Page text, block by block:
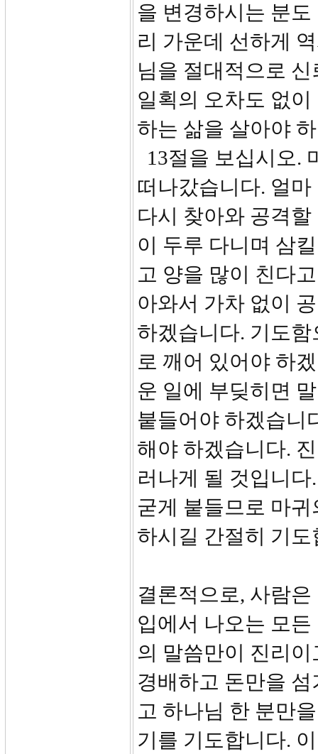
을 변경하시는 분
리 가운데 선하게
님을 절대적으로
일획의 오차도 없
하는 삶을 살아야
13절을 보십시오.
떠나갔습니다. 얼
다시 찾아와 공격
이 두루 다니며 삼
고 양을 많이 친다
아와서 가차 없이
하겠습니다. 기도
로 깨어 있어야 하
운 일에 부딪히면
붙들어야 하겠습니
해야 하겠습니다.
러나게 될 것입니
굳게 붙들므로 마
하시길 간절히 기도
결론적으로, 사람
입에서 나오는 모
의 말씀만이 진리
경배하고 돈만을
고 하나님 한 분만
기를 기도합니다.